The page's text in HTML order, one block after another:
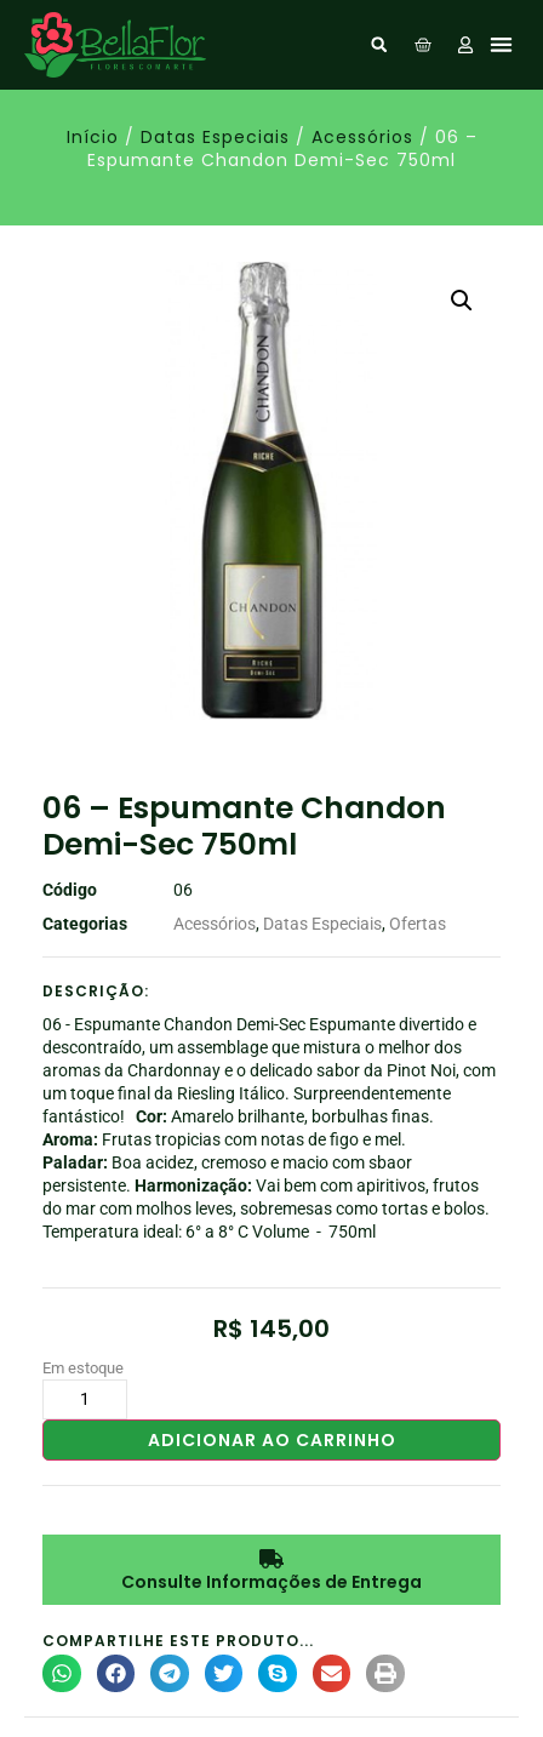
Início / Datas Especiais / Acessórios / 06 –
Espumante Chandon Demi-Sec 750ml
06 – Espumante Chandon
Demi-Sec 750ml
Código
06
Categorias
Acessórios, Datas Especiais, Ofertas
DESCRIÇÃO:
06 - Espumante Chandon Demi-Sec Espumante divertido e
descontraído, um assemblage que mistura o melhor dos
aromas da Chardonnay e o delicado sabor da Pinot Noi, com
um toque final da Riesling Itálico. Surpreendentemente
fantástico! Cor: Amarelo brilhante, borbulhas finas.
Aroma: Frutas tropicias com notas de figo e mel.
Paladar: Boa acidez, cremoso e macio com sbaor
persistente. Harmonização: Vai bem com apiritivos, frutos
do mar com molhos leves, sobremesas como tortas e bolos.
Temperatura ideal: 6° a 8° C Volume - 750ml
R$ 145,00
Em estoque
ADICIONAR AO CARRINHO
Consulte Informações de Entrega
COMPARTILHE ESTE PRODUTO...